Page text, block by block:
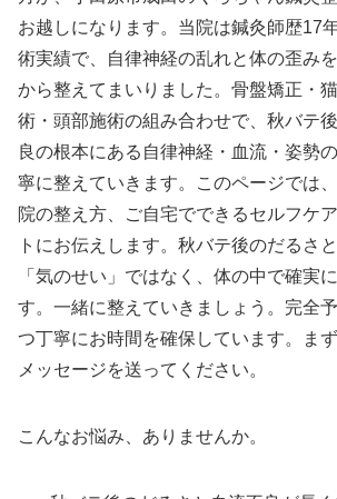
お越しになります。当院は鍼灸師歴17
術実績で、自律神経の乱れと体の歪み
から整えてまいりました。骨盤矯正・
術・頭部施術の組み合わせで、秋バテ
良の根本にある自律神経・血流・姿勢
寧に整えていきます。このページでは
院の整え方、ご自宅でできるセルフケ
トにお伝えします。秋バテ後のだるさ
「気のせい」ではなく、体の中で確実
す。一緒に整えていきましょう。完全
つ丁寧にお時間を確保しています。ま
メッセージを送ってください。
こんなお悩み、ありませんか。